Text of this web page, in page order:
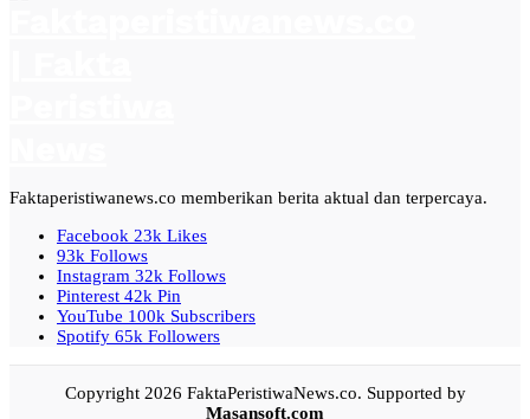
Faktaperistiwanews.co memberikan berita aktual dan terpercaya.
Facebook 23k Likes
93k Follows
Instagram 32k Follows
Pinterest 42k Pin
YouTube 100k Subscribers
Spotify 65k Followers
Copyright 2026 FaktaPeristiwaNews.co. Supported by
Masansoft.com